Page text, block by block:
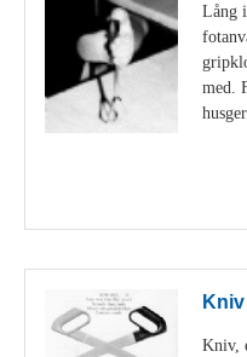
Lång
med.
Kniv,